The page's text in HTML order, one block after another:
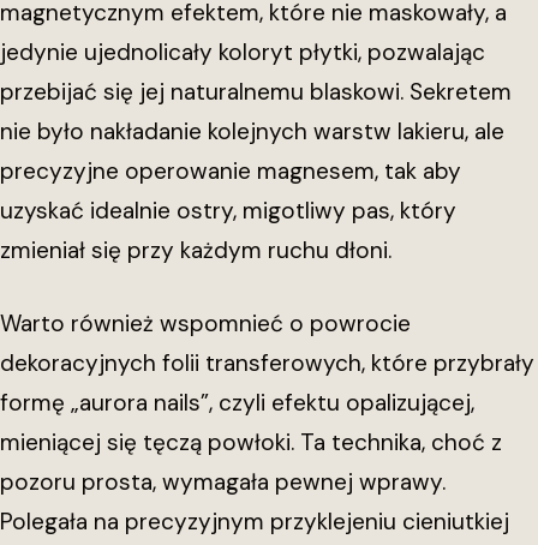
magnetycznym efektem, które nie maskowały, a
jedynie ujednolicały koloryt płytki, pozwalając
przebijać się jej naturalnemu blaskowi. Sekretem
nie było nakładanie kolejnych warstw lakieru, ale
precyzyjne operowanie magnesem, tak aby
uzyskać idealnie ostry, migotliwy pas, który
zmieniał się przy każdym ruchu dłoni.
Warto również wspomnieć o powrocie
dekoracyjnych folii transferowych, które przybrały
formę „aurora nails”, czyli efektu opalizującej,
mieniącej się tęczą powłoki. Ta technika, choć z
pozoru prosta, wymagała pewnej wprawy.
Polegała na precyzyjnym przyklejeniu cieniutkiej